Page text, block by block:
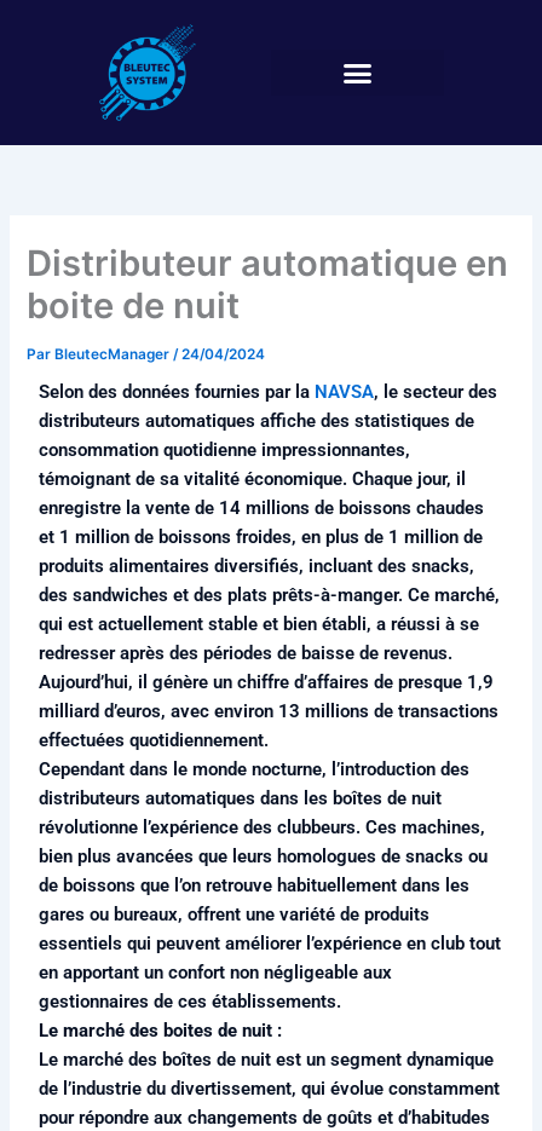
Distributeur automatique en
boite de nuit
Par BleutecManager/24/04/2024
Selon des données fournies par la NAVSA, le secteur des
distributeurs automatiques affiche des statistiques de
consommation quotidienne impressionnantes,
témoignant de sa vitalité économique. Chaque jour, il
enregistre la vente de 14 millions de boissons chaudes
et 1 million de boissons froides, en plus de 1 million de
produits alimentaires diversifiés, incluant des snacks,
des sandwiches et des plats prêts-à-manger. Ce marché,
qui est actuellement stable et bien établi, a réussi à se
redresser après des périodes de baisse de revenus.
Aujourd’hui, il génère un chiffre d’affaires de presque 1,9
milliard d’euros, avec environ 13 millions de transactions
effectuées quotidiennement.
Cependant dans le monde nocturne, l’introduction des
distributeurs automatiques dans les boîtes de nuit
révolutionne l’expérience des clubbeurs. Ces machines,
bien plus avancées que leurs homologues de snacks ou
de boissons que l’on retrouve habituellement dans les
gares ou bureaux, offrent une variété de produits
essentiels qui peuvent améliorer l’expérience en club tout
en apportant un confort non négligeable aux
gestionnaires de ces établissements.
Le marché des boites de nuit :
Le marché des boîtes de nuit est un segment dynamique
de l’industrie du divertissement, qui évolue constamment
pour répondre aux changements de goûts et d’habitudes